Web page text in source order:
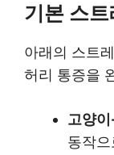
기본 스
아래의 스트
허리 통증을
고양이
동작